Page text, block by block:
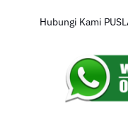
Hubungi Kami